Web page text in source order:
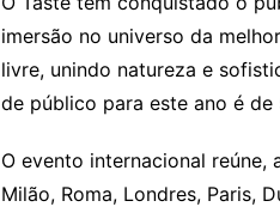
imersão no universo da
livre, unindo natureza e
de público para este ano é de
O evento internacional reúne,
Milão, Roma, Londres, Paris,